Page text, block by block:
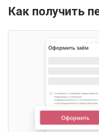
Как получить